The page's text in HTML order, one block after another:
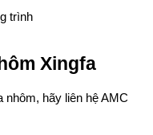
trình
Xingfa
nhôm, hãy liên hệ AMC